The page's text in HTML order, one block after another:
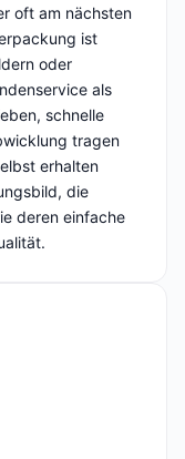
oft am nächsten
ist
oder
als
schnelle
tragen
erhalten
die
deren einfache